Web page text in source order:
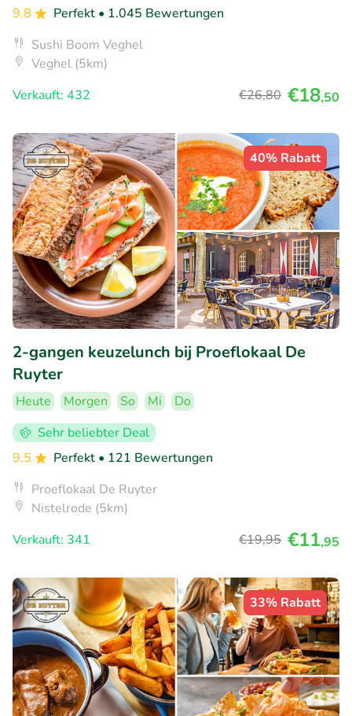
9.8 Perfekt • 1.045 Bewertungen
Sushi Boom Veghel
Veghel (5km)
Verkauft: 432
€26,80 €18,50
40% Rabatt
2-gangen keuzelunch bij Proeflokaal De
Ruyter
Heute Morgen So Mi
Do
Sehr beliebter Deal
9.5
Perfekt • 121 Bewertungen
Proeflokaal De Ruyter
Nistelrode (5km)
Verkauft: 341
€19,95 €11,95
33% Rabatt